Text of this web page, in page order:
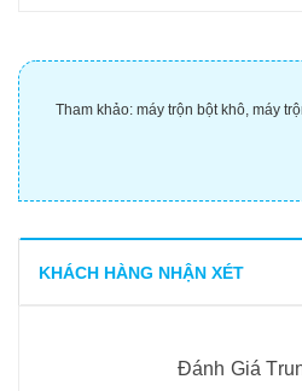
Tham khảo: máy trộn bột khô máy
KHÁCH HÀNG NHẬN XÉT
Đánh Giá